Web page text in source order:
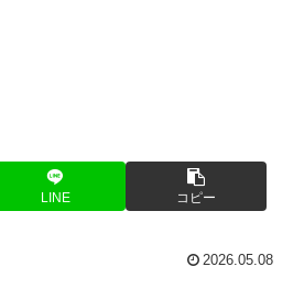
LINE コピー
2026.05.08